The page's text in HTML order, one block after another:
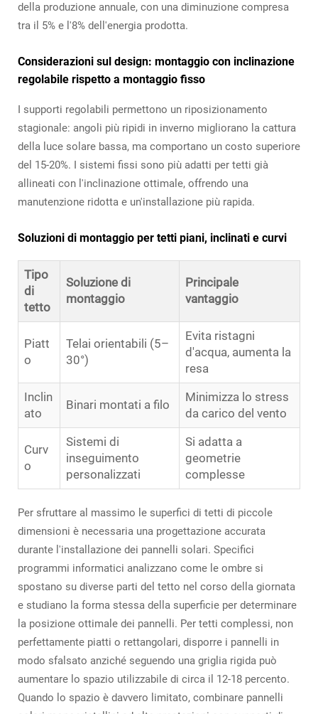
della produzione annuale, con una diminuzione compresa
tra il 5% e l'8% dell'energia prodotta.
Considerazioni sul design: montaggio con inclinazione
regolabile rispetto a montaggio fisso
I supporti regolabili permettono un riposizionamento
stagionale: angoli più ripidi in inverno migliorano la cattura
della luce solare bassa, ma comportano un costo superiore
del 15-20%. I sistemi fissi sono più adatti per tetti già
allineati con l'inclinazione ottimale, offrendo una
manutenzione ridotta e un'installazione più rapida.
Soluzioni di montaggio per tetti piani, inclinati e curvi
Tipo
di
tetto
Soluzione di
montaggio
Principale
vantaggio
Piatt
o
Telai orientabili (5–
30°)
Evita ristagni
d'acqua, aumenta la
resa
Inclin
ato
Binari montati a filo
Minimizza lo stress
da carico del vento
Curv
o
Sistemi di
inseguimento
personalizzati
Si adatta a
geometrie
complesse
Per sfruttare al massimo le superfici di tetti di piccole
dimensioni è necessaria una progettazione accurata
durante l'installazione dei pannelli solari. Specifici
programmi informatici analizzano come le ombre si
spostano su diverse parti del tetto nel corso della giornata
e studiano la forma stessa della superficie per determinare
la posizione ottimale dei pannelli. Per tetti complessi, non
perfettamente piatti o rettangolari, disporre i pannelli in
modo sfalsato anziché seguendo una griglia rigida può
aumentare lo spazio utilizzabile di circa il 12-18 percento.
Quando lo spazio è davvero limitato, combinare pannelli